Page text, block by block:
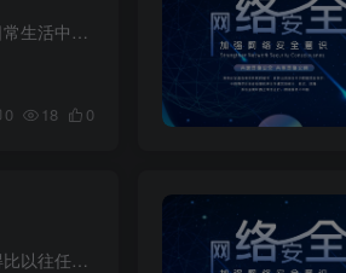
在现代数字时代，互联网已经成为我们日常生活中不可或缺的一部分。不过，随着互联网的普及，人们在享受便利的同时也面临着隐私与网络安全的巨大挑战。保护个人隐私和确保网络安全成为了如今众多...
0 18 0
在当今这个数字化的时代，网络安全变得比以往任何时候都重要。无论是个人消费者还是企业，都必须采取积极措施来保护自己的数据和隐私。网络安全专家建议使用多种工具以确保您在网上的安全。以下...